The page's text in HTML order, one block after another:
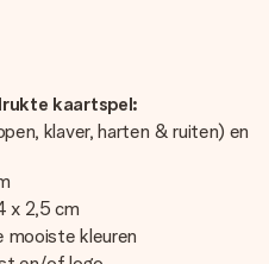
kaartspel:
klaver, harten & ruiten) en
x 2,5 cm
mooiste kleuren